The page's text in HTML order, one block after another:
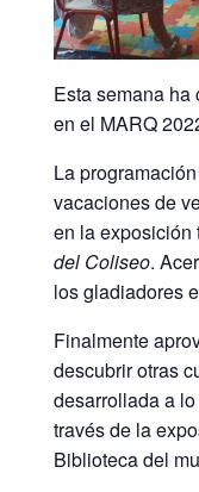
Esta semana
en el MARQ
La
vacaciones de
en la exposición
del Coliseo.
los gladiadores
Finalmente
descubrir otras
desarrollada a
través de la
Biblioteca del